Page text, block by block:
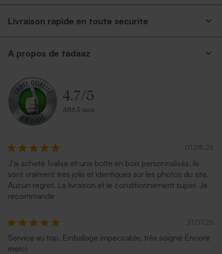
Carrément rouge
Enveloppe recyclée mariage
carrée
Livraison rapide en toute securite
A propos de tadaaz
4.7/5
4863 avis
01.08.26
J'ai acheté 1valise et une boîte en bois personnalisés, ils
sont vraiment très jolis et identiques sur les photos du site.
Aucun regret. La livraison et le conditionnement super. Je
recommande
31.07.26
Service au top. Emballage impeccable, très soigné Encore
merci